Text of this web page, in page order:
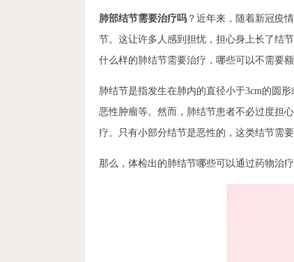
肺部结节需要治疗吗 ？近年来，随着新冠疫
节。这让许多人感到担忧，担心身上长了结
什么样的肺结节需要治疗，哪些可以不需要额
肺结节是指发生在肺内的直径小于3cm的圆
恶性肿瘤等。然而，肺结节患者不必过度担
疗。只有小部分结节是恶性的，这类结节需要
那么，体检出的肺结节哪些可以通过药物治